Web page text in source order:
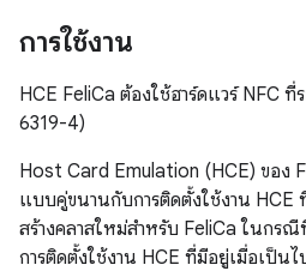
การใช้งาน
HCE FeliCa ต้องใช้ฮาร์ดแวร์ NFC ที่
6319-4)
Host Card Emulation (HCE) ของ
แบบคู่ขนานกับการติดตั้งใช้งาน HCE
สร้างคลาสใหม่สำหรับ FeliCa ในกร
การติดตั้งใช้งาน HCE ที่มีอยู่เมื่อเป็นไ